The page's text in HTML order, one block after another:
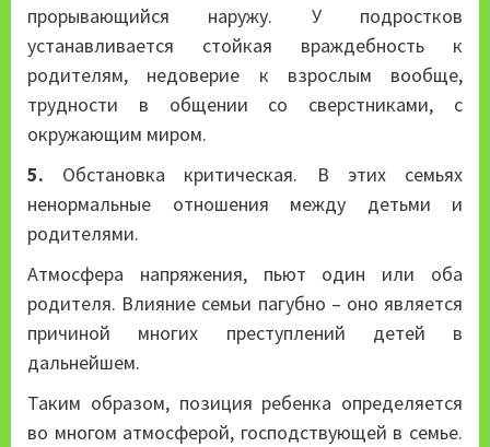
прорывающийся наружу. У подростков
устанавливается стойкая враждебность к
родителям, недоверие к взрослым вообще,
трудности в общении со сверстниками, с
окружающим миром.
5. Обстановка критическая. В этих семьях
ненормальные отношения между детьми и
родителями.
Атмосфера напряжения, пьют один или оба
родителя. Влияние семьи пагубно – оно является
причиной многих преступлений детей в
дальнейшем.
Таким образом, позиция ребенка определяется
во многом атмосферой, господствующей в семье.